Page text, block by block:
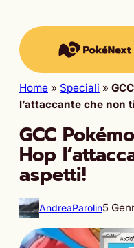
Home » Speciali »
l’attaccante che non
GCC
Hop
aspetti!
AndreaParolin5